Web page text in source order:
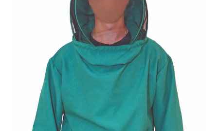
Доставка і оплата
Контакти